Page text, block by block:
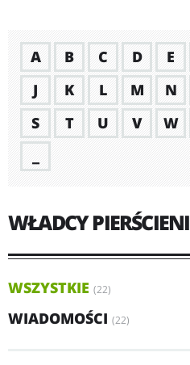
A B C D E
J
K L M N
S
T U V W
WŁADCY PIERŚCIENI
WSZYSTKIE (22)
WIADOMOŚCI (22)